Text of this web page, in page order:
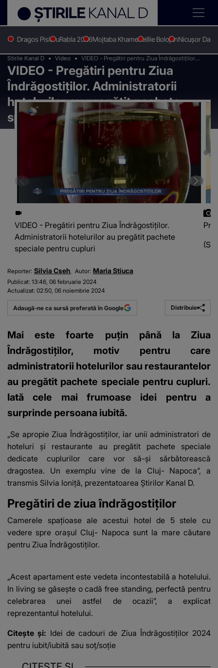
Dragos PislaruRabla 2026Mojtaba KhameneiIlie BolojanNicușor Dan
Stirile Kanal D Video
VIDEO - Pregătiri pentru Ziua Îndrăgostiților.
Administratorii hotelurilor au pregătit pachete
speciale pentru cupluri
VIDEO - Pregătiri pentru Ziua
Îndrăgostiților. Administratorii
hotelurilor au pregătit pachete
speciale pentru cupluri
VIDEO - Pregătiri pentru Ziua Îndrăgostiților.
Administratorii hotelurilor au pregătit pachete
speciale pentru cupluri
Reporter: Silvia Cseh Autor: Maria Stiuca
Publicat: 13:46, 06 februarie 2024
Actualizat: 02:50, 06 noiembrie 2024
Adaugă-ne ca sursă preferată în Google Distribuie
Mai este foarte puțin până la Ziua
Îndrăgostiților, motiv pentru care
administratorii hotelurilor sau restaurantelor
au pregătit pachete speciale pentru cupluri.
Iată cele mai frumoase idei pentru a
surprinde persoana iubită.
„Se apropie Ziua Îndrăgostiților, iar unii administratori de
hoteluri și restaurante au pregătit pachete speciale
dedicate cuplurilor care vor să-și sărbătorească
dragostea. Un exemplu vine de la Cluj- Napoca”, a
transmis Silvia Ioniță, prezentatoarea Știrilor Kanal D.
Pregătiri de ziua îndrăgostiților
Camerele spațioase ale acestui hotel de 5 stele cu
vedere spre orașul Cluj- Napoca sunt la mare căutare
pentru Ziua Îndrăgostiților.
„Acest apartament este vedeta incontestabilă a hotelului.
In living se găsește o cadă free standing, perfectă pentru
celebrarea unei astfel de ocazii”, a explicat
reprezentantul hotelului.
Citește și: Idei de cadouri de Ziua Îndrăgostiților 2024
pentru iubit/iubită sau soț/soție